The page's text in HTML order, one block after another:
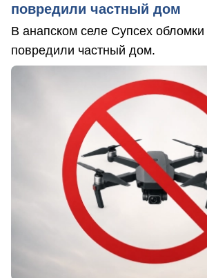
повредили частный дом
В анапском селе Супсех обломки
повредили частный дом.